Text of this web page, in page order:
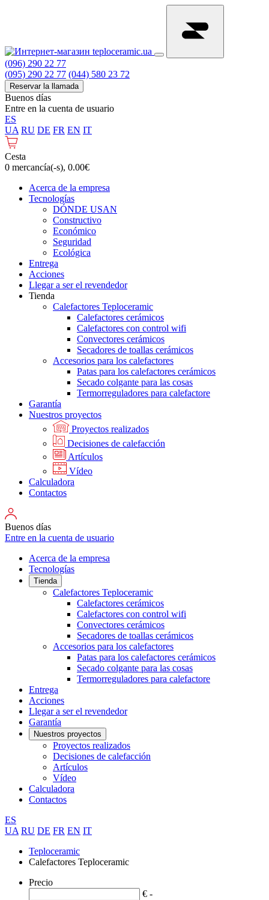
(096) 290 22 77
(095) 290 22 77 (044) 580 23 72
Reservar la llamada
Buenos días
Entre en la cuenta de usuario
ES
UA RU DE FR EN IT
Cesta
0 mercancía(-s), 0.00€
Acerca de la empresa
Tecnologías
DÓNDE USAN
Constructivo
Económico
Seguridad
Ecológica
Entrega
Acciones
Llegar a ser el revendedor
Tienda
Calefactores Teploceramic
Calefactores cerámicos
Calefactores con control wifi
Convectores cerámicos
Secadores de toallas cerámicos
Accesorios para los calefactores
Patas para los calefactores cerámicos
Secado colgante para las cosas
Termorreguladores para calefactore
Garantía
Nuestros proyectos
Proyectos realizados
Decisiones de calefacción
Artículos
Vídeo
Calculadora
Contactos
Buenos días
Entre en la cuenta de usuario
Acerca de la empresa
Tecnologías
Tienda
Calefactores Teploceramic
Calefactores cerámicos
Calefactores con control wifi
Convectores cerámicos
Secadores de toallas cerámicos
Accesorios para los calefactores
Patas para los calefactores cerámicos
Secado colgante para las cosas
Termorreguladores para calefactore
Entrega
Acciones
Llegar a ser el revendedor
Garantía
Nuestros proyectos
Proyectos realizados
Decisiones de calefacción
Artículos
Vídeo
Calculadora
Contactos
ES
UA RU DE FR EN IT
Teploceramic
Calefactores Teploceramic
Precio
€ -